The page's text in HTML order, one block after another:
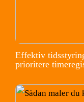
Effektiv
prioritere